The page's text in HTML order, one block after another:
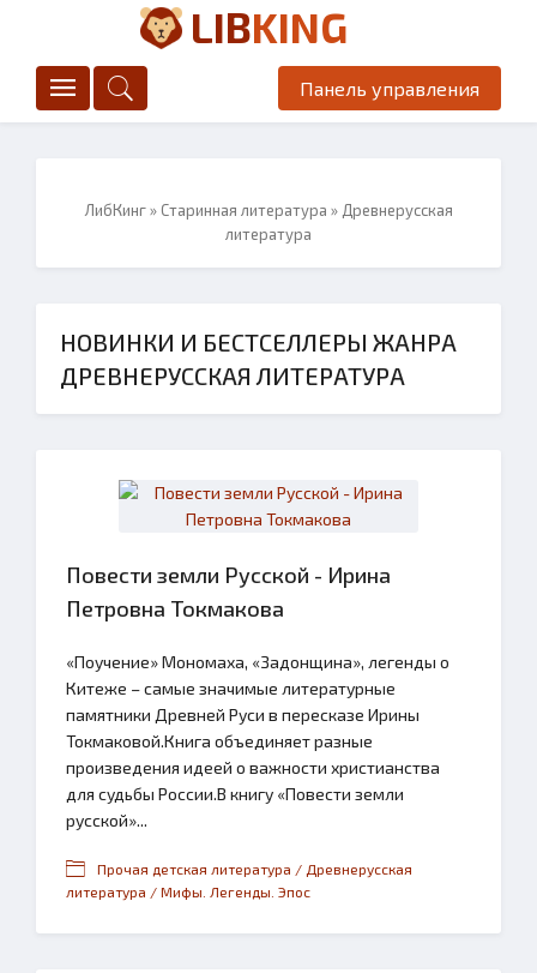
LIBKING
Панель управления
ЛибКинг» Старинная литература » Древнерусская
литература
НОВИНКИ И БЕСТСЕЛЛЕРЫ ЖАНРА
ДРЕВНЕРУССКАЯ ЛИТЕРАТУРА
Повести земли Русской - Ирина
Петровна Токмакова
«Поучение» Мономаха, «Задонщина», легенды о
Китеже – самые значимые литературные
памятники Древней Руси в пересказе Ирины
Токмаковой.Книга объединяет разные
произведения идеей о важности христианства
для судьбы России.В книгу «Повести земли
русской»...
Прочая детская литература / Древнерусская
литература / Мифы. Легенды. Эпос